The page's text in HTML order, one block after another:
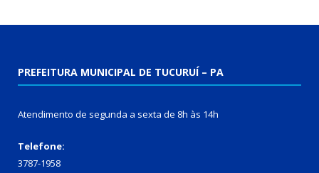
PREFEITURA MUNICIPAL DE TUCURUÍ – PA
Atendimento de segunda a sexta de 8h às 14h
Telefone:
3787-1958